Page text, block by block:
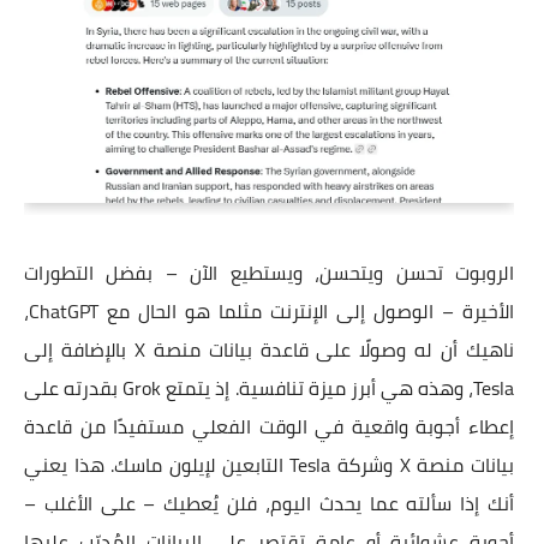
الروبوت تحسن ويتحسن، ويستطيع الآن – بفضل التطورات
الأخيرة – الوصول إلى الإنترنت مثلما هو الحال مع ChatGPT،
ناهيك أن له وصولًا على قاعدة بيانات منصة X بالإضافة إلى
Tesla، وهذه هي أبرز ميزة تنافسية. إذ يتمتع Grok بقدرته على
إعطاء أجوبة واقعية في الوقت الفعلي مستفيدًا من قاعدة
بيانات منصة X وشركة Tesla التابعين لإيلون ماسك. هذا يعني
أنك إذا سألته عما يحدث اليوم، فلن يُعطيك – على الأغلب –